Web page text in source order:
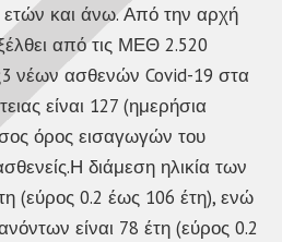
ετών και άνω. Από την αρχή
από τις ΜΕΘ 2.520
νέων ασθενών Covid-19 στα
είναι 127 (ημερήσια
όρος εισαγωγών του
διάμεση ηλικία των
(εύρος 0.2 έως 106 έτη), ενώ
είναι 78 έτη (εύρος 0.2